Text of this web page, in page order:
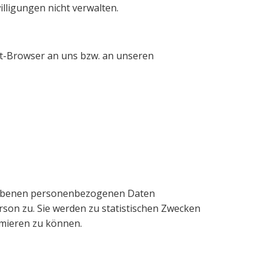
nicht verwalten.
Browser an uns bzw. an unseren
personenbezogenen Daten
zu. Sie werden zu statistischen Zwecken
zu können.